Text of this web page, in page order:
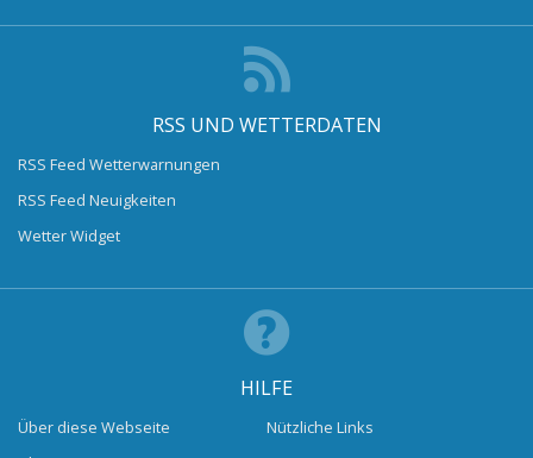
RSS UND WETTERDATEN
RSS Feed Wetterwarnungen
RSS Feed Neuigkeiten
Wetter Widget
HILFE
Über diese Webseite
Nützliche Links